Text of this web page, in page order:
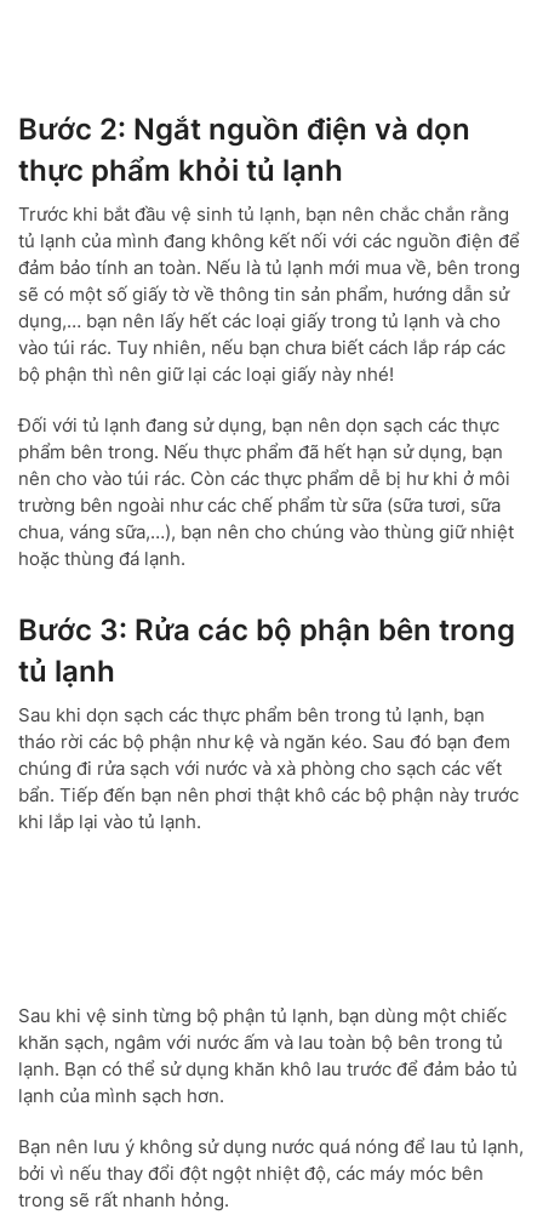
Bước 2: Ngắt nguồn điện và dọn
thực phẩm khỏi tủ lạnh
Trước khi bắt đầu vệ sinh tủ lạnh, bạn nên chắc chắn rằng
tủ lạnh của mình đang không kết nối với các nguồn điện để
đảm bảo tính an toàn. Nếu là tủ lạnh mới mua về, bên trong
sẽ có một số giấy tờ về thông tin sản phẩm, hướng dẫn sử
dụng,… bạn nên lấy hết các loại giấy trong tủ lạnh và cho
vào túi rác. Tuy nhiên, nếu bạn chưa biết cách lắp ráp các
bộ phận thì nên giữ lại các loại giấy này nhé!
Đối với tủ lạnh đang sử dụng, bạn nên dọn sạch các thực
phẩm bên trong. Nếu thực phẩm đã hết hạn sử dụng, bạn
nên cho vào túi rác. Còn các thực phẩm dễ bị hư khi ở môi
trường bên ngoài như các chế phẩm từ sữa (sữa tươi, sữa
chua, váng sữa,…), bạn nên cho chúng vào thùng giữ nhiệt
hoặc thùng đá lạnh.
Bước 3: Rửa các bộ phận bên trong
tủ lạnh
Sau khi dọn sạch các thực phẩm bên trong tủ lạnh, bạn
tháo rời các bộ phận như kệ và ngăn kéo. Sau đó bạn đem
chúng đi rửa sạch với nước và xà phòng cho sạch các vết
bẩn. Tiếp đến bạn nên phơi thật khô các bộ phận này trước
khi lắp lại vào tủ lạnh.
Sau khi vệ sinh từng bộ phận tủ lạnh, bạn dùng một chiếc
khăn sạch, ngâm với nước ấm và lau toàn bộ bên trong tủ
lạnh. Bạn có thể sử dụng khăn khô lau trước để đảm bảo tủ
lạnh của mình sạch hơn.
Bạn nên lưu ý không sử dụng nước quá nóng để lau tủ lạnh,
bởi vì nếu thay đổi đột ngột nhiệt độ, các máy móc bên
trong sẽ rất nhanh hỏng.